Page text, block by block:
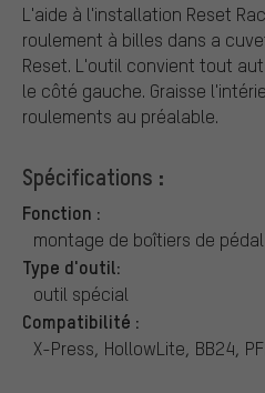
L'aide à l'installation Reset
roulement à billes dans a
Reset. L'outil convient tout
le côté gauche. Graisse
roulements au préalable.
Spécifications :
Fonction :
montage de boîtiers de
Type d'outil:
outil spécial
Compatibilité :
X-Press, HollowLite, BB24,